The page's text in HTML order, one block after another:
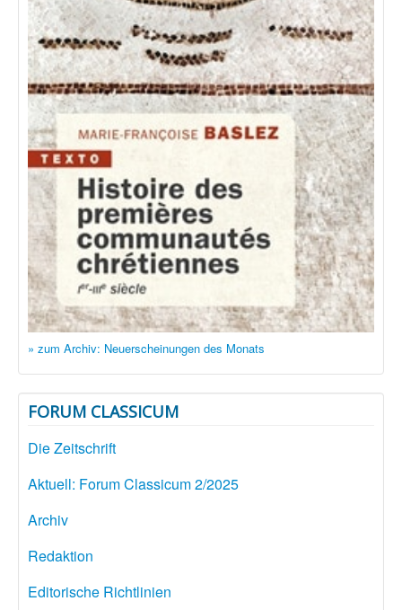
» zum Archiv: Neuerscheinungen des Monats
FORUM CLASSICUM
Die Zeitschrift
Aktuell: Forum Classicum 2/2025
Archiv
Redaktion
Editorische Richtlinien